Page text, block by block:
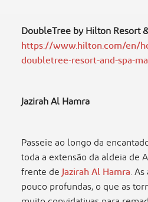
DoubleTree by Hilton Resort
https://www.hilton.com/en/
doubletree-resort-and-spa-
Jazirah Al Hamra
Passeie ao longo da
toda a extensão da aldeia de
frente deJazirah Al Hamra.
pouco profundas, o que as